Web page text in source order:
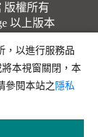
版權所有
以上版本
，以進行服務品
本視窗關閉，本
參閱本站之 隱私